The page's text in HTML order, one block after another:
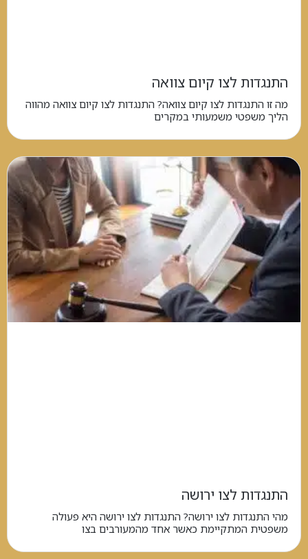
התנגדות לצו קיום צוואה
מה זו התנגדות לצו קיום צוואה? התנגדות לצו קיום צוואה מהווה
הליך משפטי משמעותי במקרים
התנגדות לצו ירושה
מהי התנגדות לצו ירושה? התנגדות לצו ירושה היא פעולה
משפטית המתקיימת כאשר אחד מהמעורבים בצו